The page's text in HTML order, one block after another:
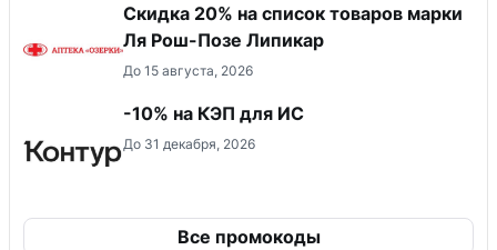
Скидка 20% на список товаров марки
Ля Рош-Позе Липикар
До 15 августа, 2026
-10% на КЭП для ИС
До 31 декабря, 2026
Все промокоды